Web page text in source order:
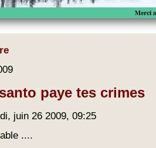
paye tes crimes
juin 26 2009, 09:25
....